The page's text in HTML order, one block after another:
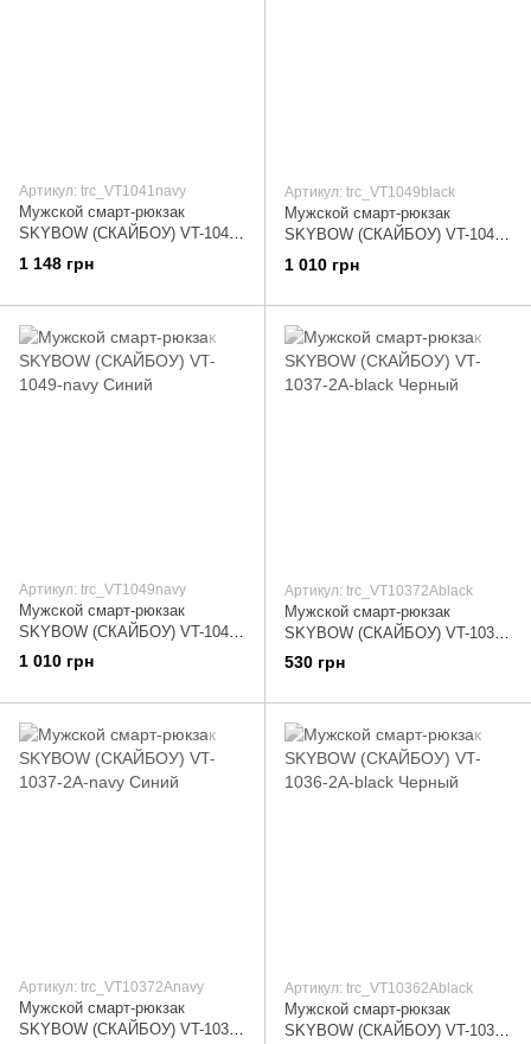
Артикул: trc_VT1041navy
Мужской смарт-рюкзак
SKYBOW (СКАЙБОУ) VT-1041-
navy Синий
1 148 грн
Артикул: trc_VT1049black
Мужской смарт-рюкзак
SKYBOW (СКАЙБОУ) VT-1049-
black Черный
1 010 грн
Артикул: trc_VT1049navy
Мужской смарт-рюкзак
SKYBOW (СКАЙБОУ) VT-1049-
navy Синий
1 010 грн
Артикул: trc_VT10372Ablack
Мужской смарт-рюкзак
SKYBOW (СКАЙБОУ) VT-1037-
2A-black Черный
530 грн
Артикул: trc_VT10372Anavy
Мужской смарт-рюкзак
SKYBOW (СКАЙБОУ) VT-1037-
Артикул: trc_VT10362Ablack
Мужской смарт-рюкзак
SKYBOW (СКАЙБОУ) VT-1036-